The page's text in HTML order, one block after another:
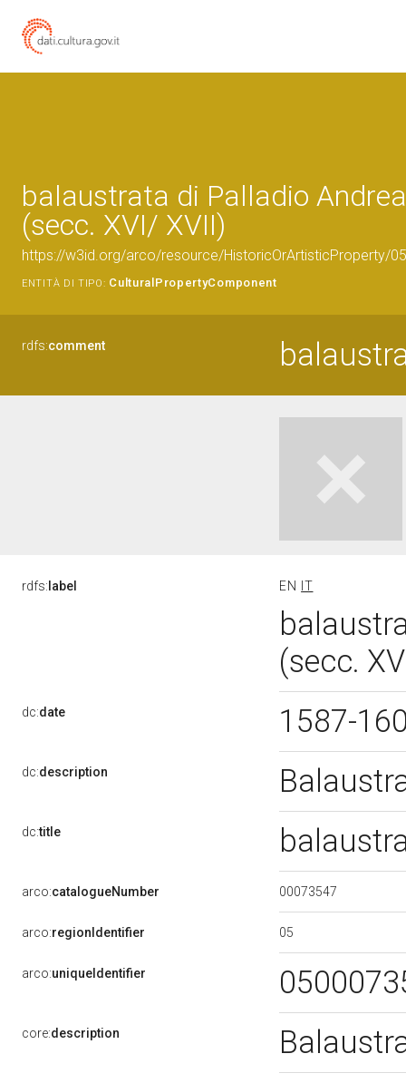
balaustrata di Palladio
(secc. XVI/ XVII)
https://w3id.org/arco/resource/HistoricOrArtisticProperty/
ENTITÀ DI TIPO: CulturalPropertyComponent
rdfs:comment
rdfs: label EN IT
(secc.
dc:date 1587-
dc:description
dc:title
arco:catalogueNumber 00073547
arco:regionIdentifier 05
arco:uniqueIdentifier
core:description